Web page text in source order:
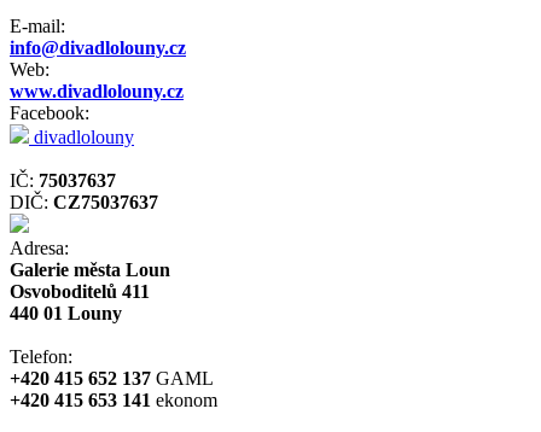
E-mail:
info@divadlolouny.cz
Web:
www.divadlolouny.cz
Facebook:
divadlolouny
IČ: 75037637
DIČ: CZ75037637
Adresa:
Galerie města Loun
Osvoboditelů 411
440 01 Louny
Telefon:
+420 415 652 137 GAML
+420 415 653 141 ekonom